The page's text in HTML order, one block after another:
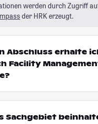
werden durch Zugriff
der HRK erzeugt.
Abschluss erhalte
Facility
Sachgebiet